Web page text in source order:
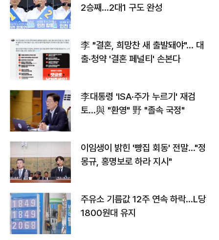
2승째…2대1 구도 완성
李 "결혼, 희망찬 새 출발돼야"… 대
출·청약 '결혼 페널티' 손본다
李대통령 'ISA·주가 누르기' 재검
토…與 "환영" 野 "졸속 국정"
이임생이 밝힌 '빵집 회동' 전말…"정
몽규, 홍명보로 하라 지시"
주유소 기름값 12주 연속 하락…L당
1800원대 유지